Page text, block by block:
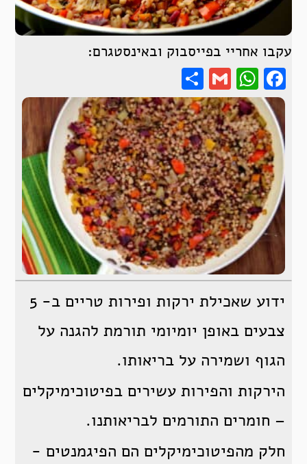
עקבו אחריי בפייסבוק ובאינסטגרם:
Facebook
WhatsApp
Gmail
ידוע שאכילת ירקות ופירות טריים ב- 5
צבעים באופן יומיומי תורמת להגנה על
הגוף ושמירה על בריאותו.
הירקות והפירות עשירים בפיטוכימיקלים
– חומרים התורמים לבריאותנו.
חלק מהפיטוכימיקלים הם הפיגמנטים -